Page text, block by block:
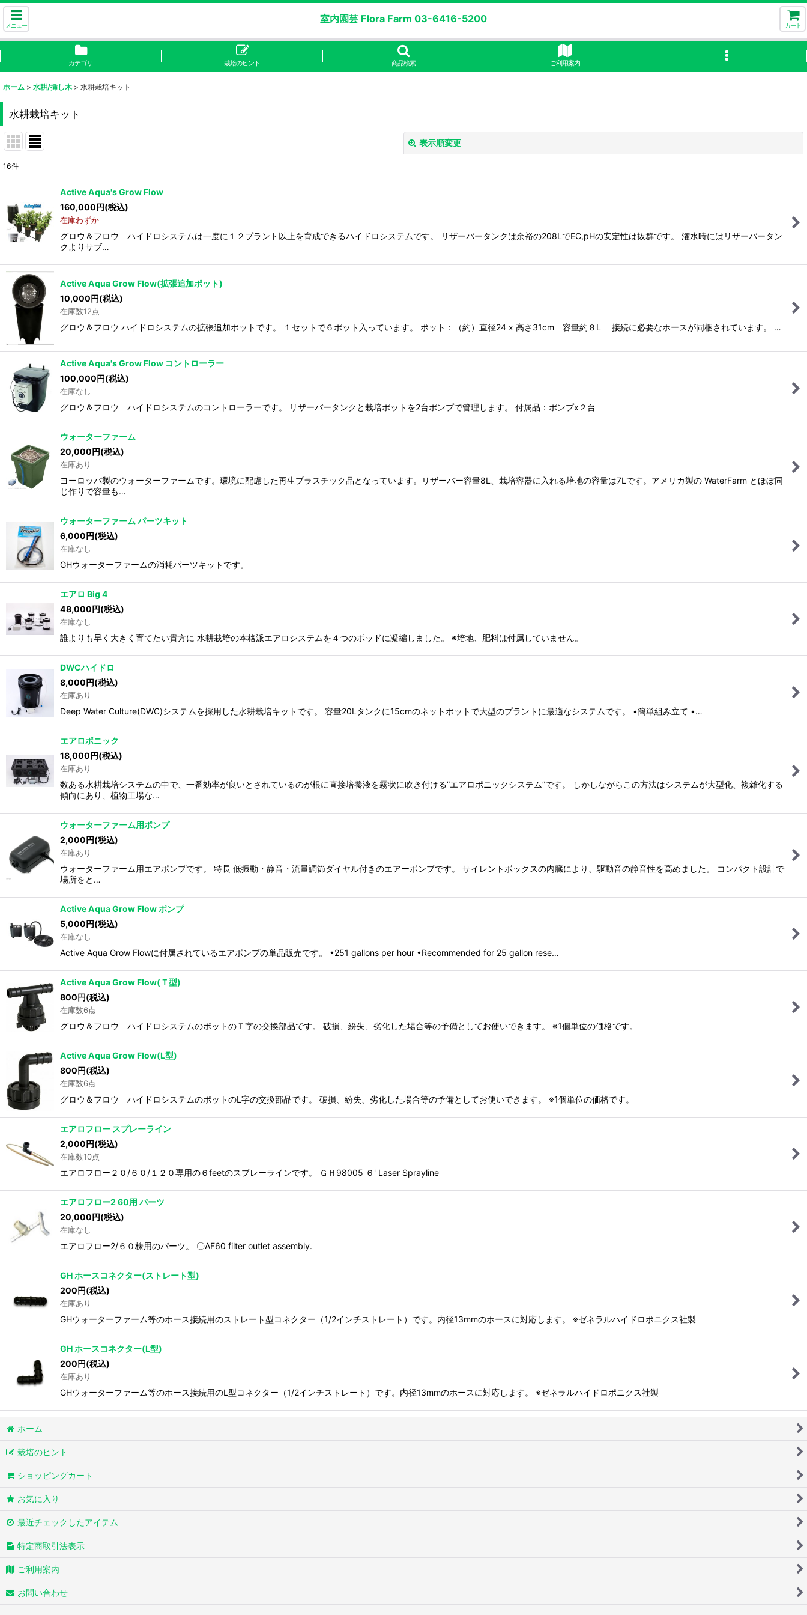
メニュー
室内園芸 Flora Farm 03-6416-5200
カート
カテゴリ 栽培のヒント 商品検索 ご利用案内
ホーム > 水耕/挿し木 > 水耕栽培キット
水耕栽培キット
表示順変更
並び順:
絞り込む
16件
Active Aqua's Grow Flow
160,000円(税込)
在庫わずか
グロウ＆フロウ ハイドロシステムは一度に１２プラント以上を育成できるハイドロシステムです。 リザーバータンクは余裕の208LでEC,pHの安定性は抜群です。 潅水時にはリザーバータン
クよりサブ…
Active Aqua Grow Flow(拡張追加ポット)
10,000円(税込)
在庫数12点
グロウ＆フロウ ハイドロシステムの拡張追加ポットです。 １セットで６ポット入っています。 ポット：（約）直径24 x 高さ31cm 容量約８L 接続に必要なホースが同梱されています。 …
Active Aqua's Grow Flow コントローラー
100,000円(税込)
在庫なし
グロウ＆フロウ ハイドロシステムのコントローラーです。 リザーバータンクと栽培ポットを2台ポンプで管理します。 付属品：ポンプx２台
ウォーターファーム
20,000円(税込)
在庫あり
ヨーロッパ製のウォーターファームです。環境に配慮した再生プラスチック品となっています。リザーバー容量8L、栽培容器に入れる培地の容量は7Lです。アメリカ製の WaterFarm とほぼ同
じ作りで容量も…
ウォーターファーム パーツキット
6,000円(税込)
在庫なし
GHウォーターファームの消耗パーツキットです。
エアロ Big 4
48,000円(税込)
在庫なし
誰よりも早く大きく育てたい貴方に 水耕栽培の本格派エアロシステムを４つのポッドに凝縮しました。 ※培地、肥料は付属していません。
DWCハイドロ
8,000円(税込)
在庫あり
Deep Water Culture(DWC)システムを採用した水耕栽培キットです。 容量20Lタンクに15cmのネットポットで大型のプラントに最適なシステムです。 •簡単組み立て •…
エアロポニック
18,000円(税込)
在庫あり
数ある水耕栽培システムの中で、一番効率が良いとされているのが根に直接培養液を霧状に吹き付ける”エアロポニックシステム”です。 しかしながらこの方法はシステムが大型化、複雑化する
傾向にあり、植物工場な…
ウォーターファーム用ポンプ
2,000円(税込)
在庫あり
ウォーターファーム用エアポンプです。 特長 低振動・静音・流量調節ダイヤル付きのエアーポンプです。 サイレントボックスの内臓により、駆動音の静音性を高めました。 コンパクト設計で
場所をと…
Active Aqua Grow Flow ポンプ
5,000円(税込)
在庫なし
Active Aqua Grow Flowに付属されているエアポンプの単品販売です。 •251 gallons per hour •Recommended for 25 gallon rese…
Active Aqua Grow Flow(Ｔ型)
800円(税込)
在庫数6点
グロウ＆フロウ ハイドロシステムのポットのＴ字の交換部品です。 破損、紛失、劣化した場合等の予備としてお使いできます。 ※1個単位の価格です。
Active Aqua Grow Flow(L型)
800円(税込)
在庫数6点
グロウ＆フロウ ハイドロシステムのポットのL字の交換部品です。 破損、紛失、劣化した場合等の予備としてお使いできます。 ※1個単位の価格です。
エアロフロー スプレーライン
2,000円(税込)
在庫数10点
エアロフロー２０/６０/１２０専用の６feetのスプレーラインです。 ＧＨ98005 ６' Laser Sprayline
エアロフロー2 60用 パーツ
20,000円(税込)
在庫なし
エアロフロー2/６０株用のパーツ。 〇AF60 filter outlet assembly.
GH ホースコネクター(ストレート型)
200円(税込)
在庫あり
GHウォーターファーム等のホース接続用のストレート型コネクター（1/2インチストレート）です。内径13mmのホースに対応します。 ※ゼネラルハイドロポニクス社製
GH ホースコネクター(L型)
200円(税込)
在庫あり
GHウォーターファーム等のホース接続用のL型コネクター（1/2インチストレート）です。内径13mmのホースに対応します。 ※ゼネラルハイドロポニクス社製
ホーム
栽培のヒント
ショッピングカート
お気に入り
最近チェックしたアイテム
特定商取引法表示
ご利用案内
お問い合わせ